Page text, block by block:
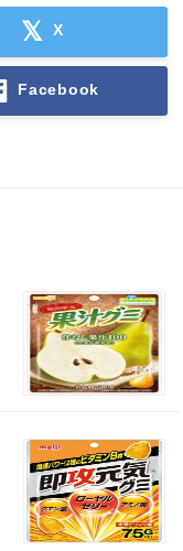
X
Facebook